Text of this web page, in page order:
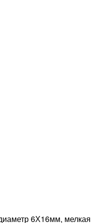
6Х16мм, мелкая